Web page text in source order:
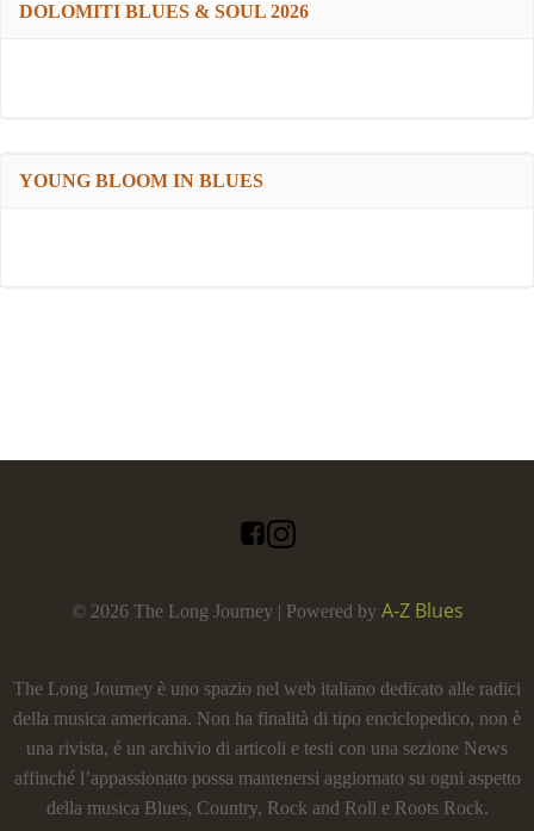
DOLOMITI BLUES & SOUL 2026
YOUNG BLOOM IN BLUES
© 2026 The Long Journey | Powered by A-Z Blues
The Long Journey è uno spazio nel web italiano dedicato alle radici
della musica americana. Non ha finalità di tipo enciclopedico, non è
una rivista, é un archivio di articoli e testi con una sezione News
affinché l’appassionato possa mantenersi aggiornato su ogni aspetto
della musica Blues, Country, Rock and Roll e Roots Rock.